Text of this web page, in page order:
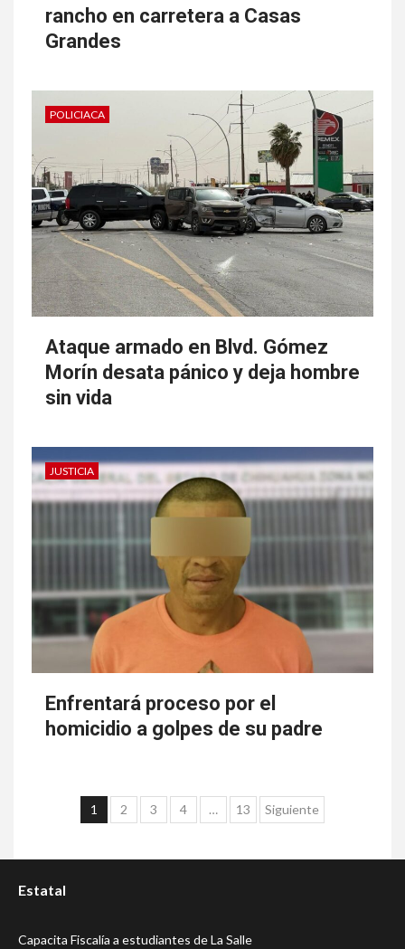
rancho en carretera a Casas
Grandes
POLICIACA
Ataque armado en Blvd. Gómez
Morín desata pánico y deja hombre
sin vida
JUSTICIA
Enfrentará proceso por el
homicidio a golpes de su padre
Paginación
entradas
1 2 3 4 … 13 Siguiente
Estatal
Capacita Fiscalía a estudiantes de La Salle